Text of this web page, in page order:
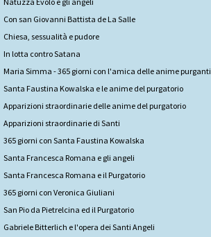
Con san Giovanni Battista de La Salle
Chiesa, sessualità e pudore
In lotta contro Satana
Maria Simma - 365 giorni con l'amica delle anime purganti
Santa Faustina Kowalska e le anime del purgatorio
Apparizioni straordinarie delle anime del purgatorio
Apparizioni straordinarie di Santi
365 giorni con Santa Faustina Kowalska
Santa Francesca Romana e gli angeli
Santa Francesca Romana e il Purgatorio
365 giorni con Veronica Giuliani
San Pio da Pietrelcina ed il Purgatorio
Gabriele Bitterlich e l'opera dei Santi Angeli